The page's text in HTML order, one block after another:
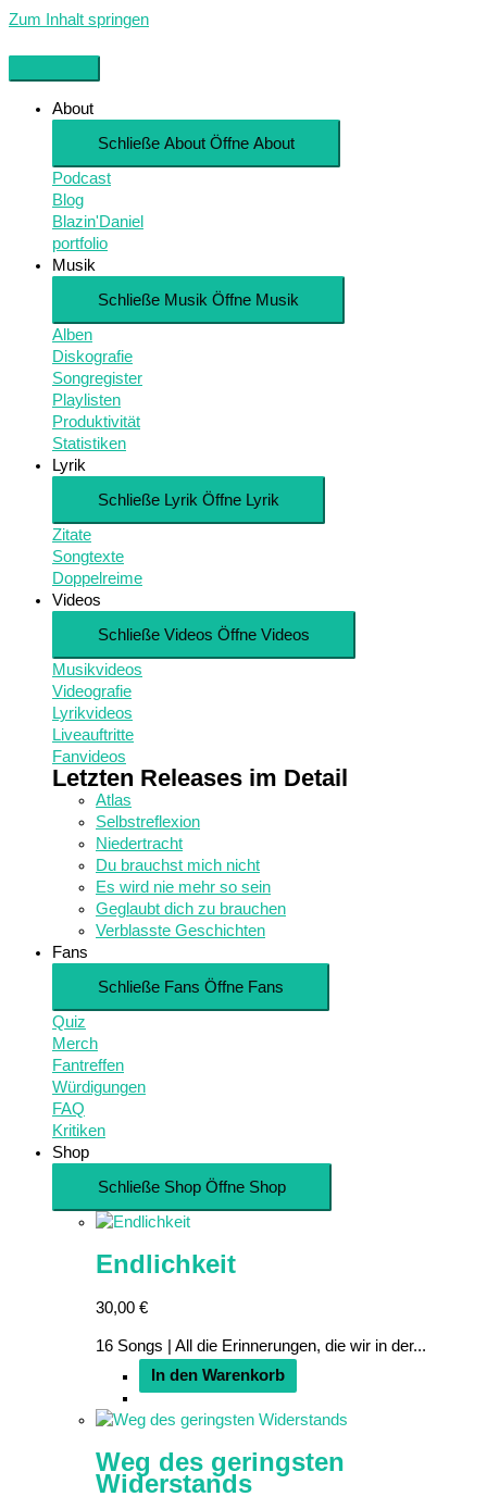
Zum Inhalt springen
About
Schließe About Öffne About
Podcast
Blog
Blazin'Daniel
portfolio
Musik
Schließe Musik Öffne Musik
Alben
Diskografie
Songregister
Playlisten
Produktivität
Statistiken
Lyrik
Schließe Lyrik Öffne Lyrik
Zitate
Songtexte
Doppelreime
Videos
Schließe Videos Öffne Videos
Musikvideos
Videografie
Lyrikvideos
Liveauftritte
Fanvideos
Letzten Releases im Detail
Atlas
Selbstreflexion
Niedertracht
Du brauchst mich nicht
Es wird nie mehr so sein
Geglaubt dich zu brauchen
Verblasste Geschichten
Fans
Schließe Fans Öffne Fans
Quiz
Merch
Fantreffen
Würdigungen
FAQ
Kritiken
Shop
Schließe Shop Öffne Shop
Endlichkeit
30,00 €
16 Songs | All die Erinnerungen, die wir in der...
In den Warenkorb
Weg des geringsten
Widerstands